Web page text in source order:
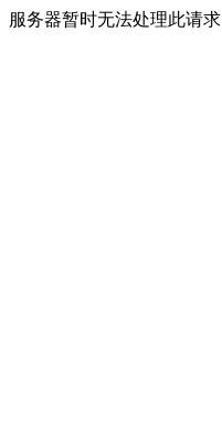
服务器暂时无法处理此请求